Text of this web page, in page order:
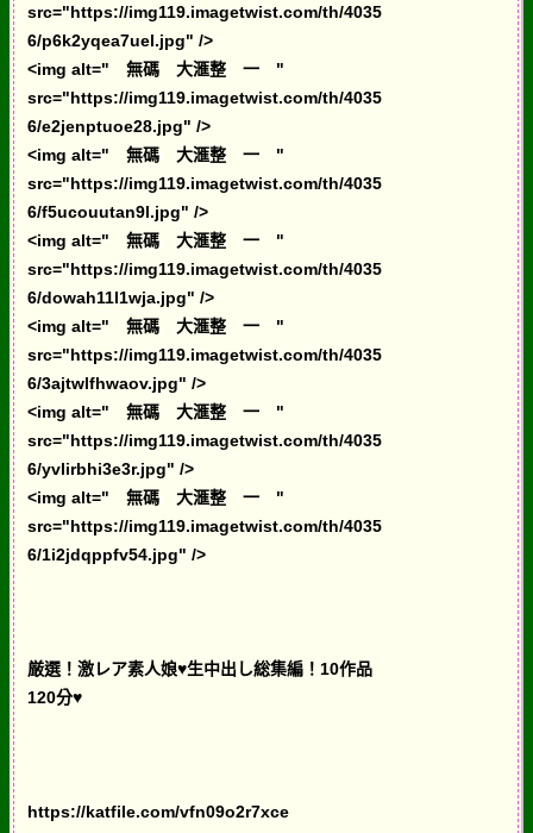
src="https://img119.imagetwist.com/th/4035
6/p6k2yqea7uel.jpg" />
<img alt=" 無碼 大滙整 一 "
src="https://img119.imagetwist.com/th/4035
6/e2jenptuoe28.jpg" />
<img alt=" 無碼 大滙整 一 "
src="https://img119.imagetwist.com/th/4035
6/f5ucouutan9l.jpg" />
<img alt=" 無碼 大滙整 一 "
src="https://img119.imagetwist.com/th/4035
6/dowah11l1wja.jpg" />
<img alt=" 無碼 大滙整 一 "
src="https://img119.imagetwist.com/th/4035
6/3ajtwlfhwaov.jpg" />
<img alt=" 無碼 大滙整 一 "
src="https://img119.imagetwist.com/th/4035
6/yvlirbhi3e3r.jpg" />
<img alt=" 無碼 大滙整 一 "
src="https://img119.imagetwist.com/th/4035
6/1i2jdqppfv54.jpg" />
厳選！激レア素人娘♥生中出し総集編！10作品
120分♥
https://katfile.com/vfn09o2r7xce